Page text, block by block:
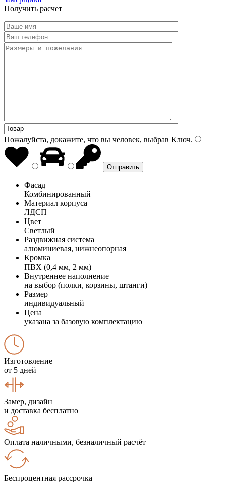
Получить расчет
Пожалуйста, докажите, что вы человек, выбрав Ключ.
Фасад
Комбинированный
Материал корпуса
ЛДСП
Цвет
Светлый
Раздвижная система
алюминиевая, нижнеопорная
Кромка
ПВХ (0,4 мм, 2 мм)
Внутреннее наполнение
на выбор (полки, корзины, штанги)
Размер
индивидуальный
Цена
указана за базовую комплектацию
Изготовление
от 5 дней
Замер, дизайн
и доставка бесплатно
Оплата наличными, безналичный расчёт
Беспроцентная рассрочка